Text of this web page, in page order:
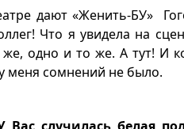
дают «Женить-БУ»
Что я увидела на
одно и то же. А тут! И
меня сомнений не было.